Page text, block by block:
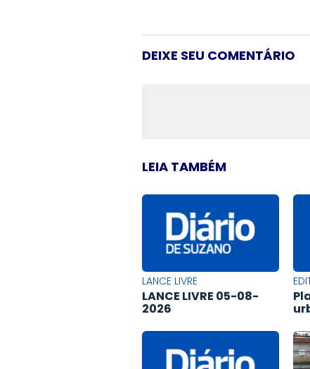
DEIXE SEU COMENTÁRIO
LEIA TAMBÉM
LANCE LIVRE
LANCE LIVRE 05-08-
2026